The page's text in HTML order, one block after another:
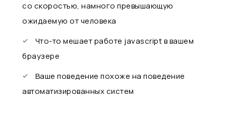
со скоростью, намного превышающую
ожидаемую от человека
Что-то мешает работе javascript в вашем
браузере
Ваше поведение похоже на поведение
автоматизированных систем